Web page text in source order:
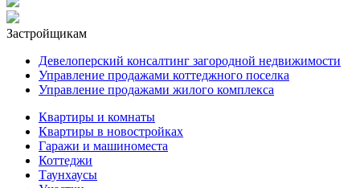
Застройщикам
Девелоперский консалтинг загородной недвижимости
Управление продажами коттеджного поселка
Управление продажами жилого комплекса
Квартиры и комнаты
Квартиры в новостройках
Гаражи и машиноместа
Коттеджи
Таунхаусы